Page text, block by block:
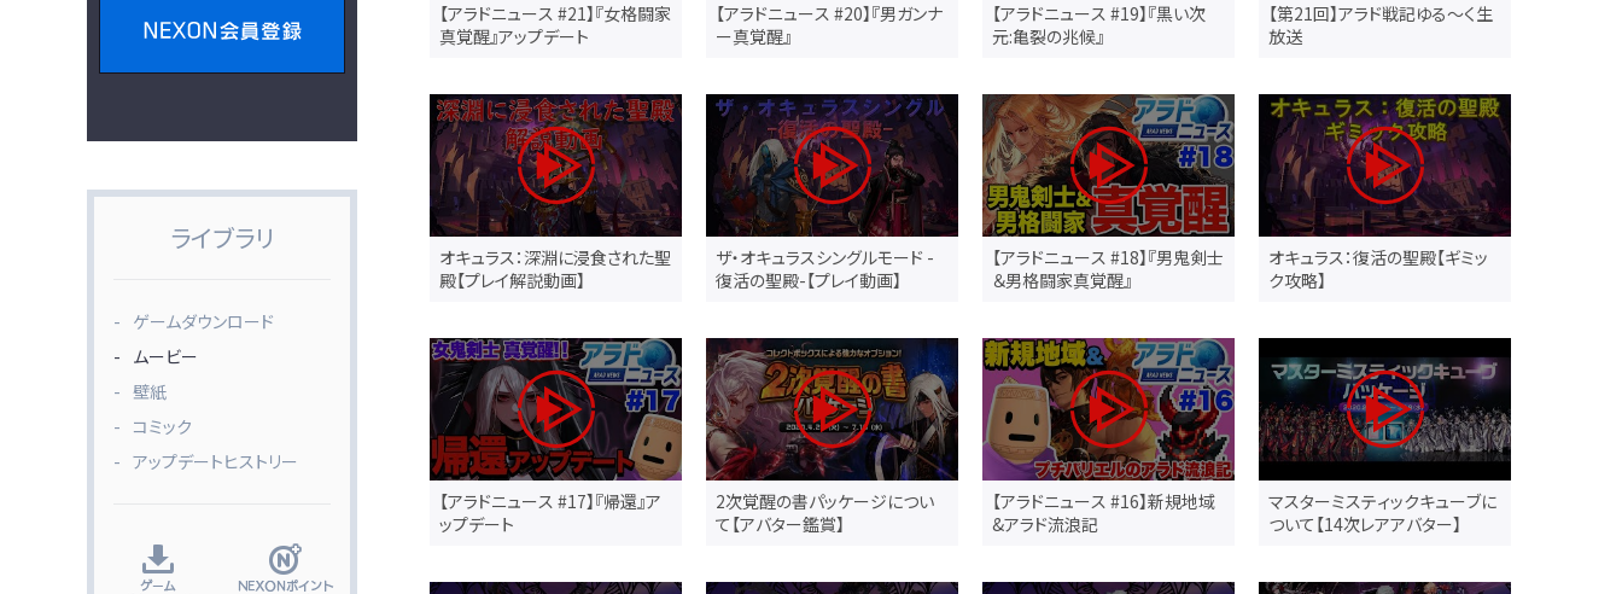
【アラドニュース #21】『女格闘家
真覚醒』アップデート
【アラドニュース #20】『男ガンナ
ー真覚醒』
【アラドニュース #19】『黒い次
元:亀裂の兆候』
【第21回】アラド戦記ゆる～く生
放送
オキュラス：深淵に浸食された聖
殿【プレイ解説動画】
ザ・オキュラスシングルモード -
復活の聖殿-【プレイ動画】
【アラドニュース #18】『男鬼剣士
＆男格闘家真覚醒』
オキュラス：復活の聖殿【ギミッ
ク攻略】
【アラドニュース #17】『帰還』ア
ップデート
2次覚醒の書パッケージについ
て【アバター鑑賞】
【アラドニュース #16】新規地域
&アラド流浪記
マスターミスティックキューブに
ついて【14次レアアバター】
NEXON会員登録
ライブラリ
ゲームダウンロード
ムービー
壁紙
コミック
アップデートヒストリー